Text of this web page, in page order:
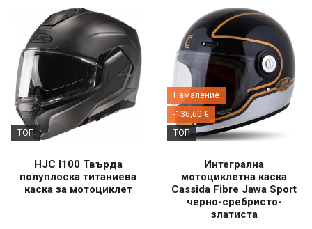
ТОП
HJC I100 Твърда
полуплоска титаниева
каска за мотоциклет
Намаление
-136,60 €
ТОП
Интегрална
мотоциклетна каска
Cassida Fibre Jawa Sport
черно-сребристо-
златиста